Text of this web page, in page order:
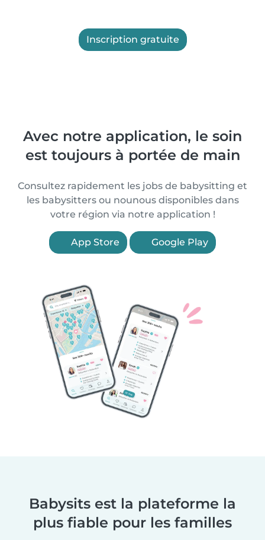
Inscription gratuite
Avec notre application, le soin
est toujours à portée de main
Consultez rapidement les jobs de babysitting et
les babysitters ou nounous disponibles dans
votre région via notre application !
App Store Google Play
Babysits est la plateforme la
plus fiable pour les familles